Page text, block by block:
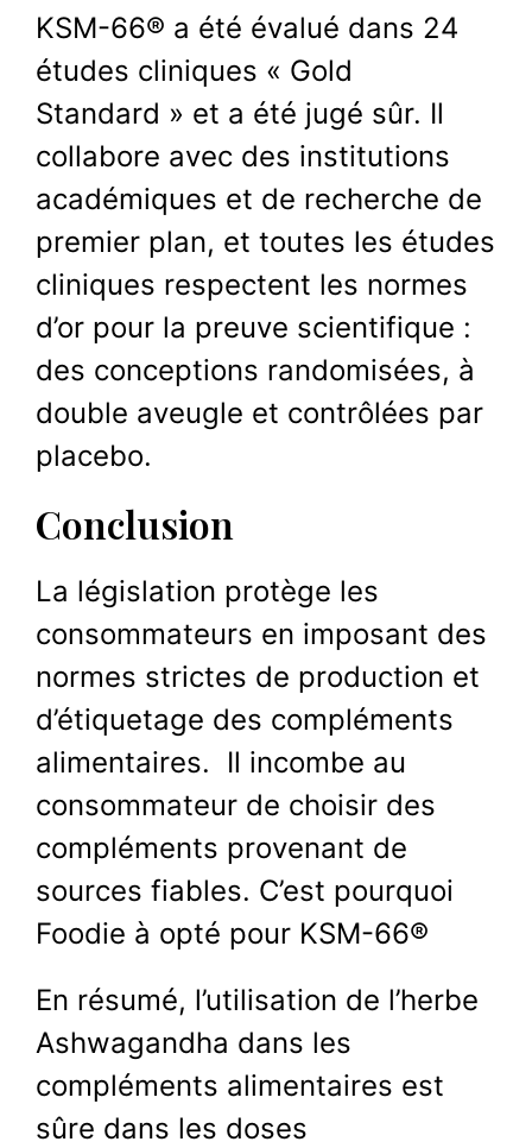
KSM-66® a été évalué dans 24
études cliniques « Gold
Standard » et a été jugé sûr. Il
collabore avec des institutions
académiques et de recherche de
premier plan, et toutes les études
cliniques respectent les normes
d’or pour la preuve scientifique :
des conceptions randomisées, à
double aveugle et contrôlées par
placebo.
Conclusion
La législation protège les
consommateurs en imposant des
normes strictes de production et
d’étiquetage des compléments
alimentaires. Il incombe au
consommateur de choisir des
compléments provenant de
sources fiables. C’est pourquoi
Foodie à opté pour KSM-66®
En résumé, l’utilisation de l’herbe
Ashwagandha dans les
compléments alimentaires est
sûre dans les doses